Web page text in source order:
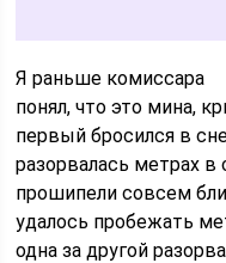
Я раньше комиссара
понял, что это мина,
первый бросился в
разорвалась метрах в
прошипели совсем
удалось пробежать
одна за другой